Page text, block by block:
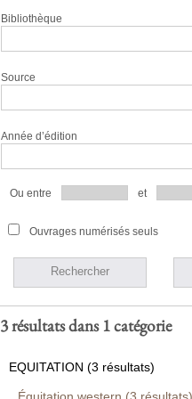
Bibliothèque
Source
Année d’édition
Ou entre et
Ouvrages numérisés seuls
Rechercher
3 résultats dans 1 catégorie
EQUITATION (3 résultats)
Équitation western (3 résultats)